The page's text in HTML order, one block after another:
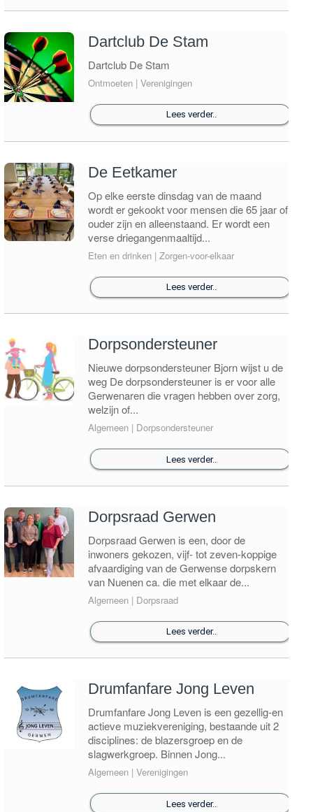
Dartclub De Stam
Dartclub De Stam
Ontmoeten | Verenigingen
Lees verder..
De Eetkamer
Op elke eerste dinsdag van de maand
wordt er gekookt voor mensen die 65 jaar of
ouder zijn en alleenstaand. Er wordt een
verse driegangenmaaltijd...
Eten en drinken | Zorgen-voor-elkaar
Lees verder..
Dorpsondersteuner
Nieuwe dorpsondersteuner Bjorn wijst u de
weg De dorpsondersteuner is er voor alle
Gerwenaren die vragen hebben over zorg,
welzijn of...
Algemeen | Dorpsondersteuner
Lees verder..
Dorpsraad Gerwen
Dorpsraad Gerwen is een, door de
inwoners gekozen, vijf- tot zeven-koppige
afvaardiging van de Gerwense dorpskern
van Nuenen ca. die met elkaar de...
Algemeen | Dorpsraad
Lees verder..
Drumfanfare Jong Leven
Drumfanfare Jong Leven is een gezellig-en
actieve muziekvereniging, bestaande uit 2
disciplines: de blazersgroep en de
slagwerkgroep. Binnen Jong...
Algemeen | Verenigingen
Lees verder..